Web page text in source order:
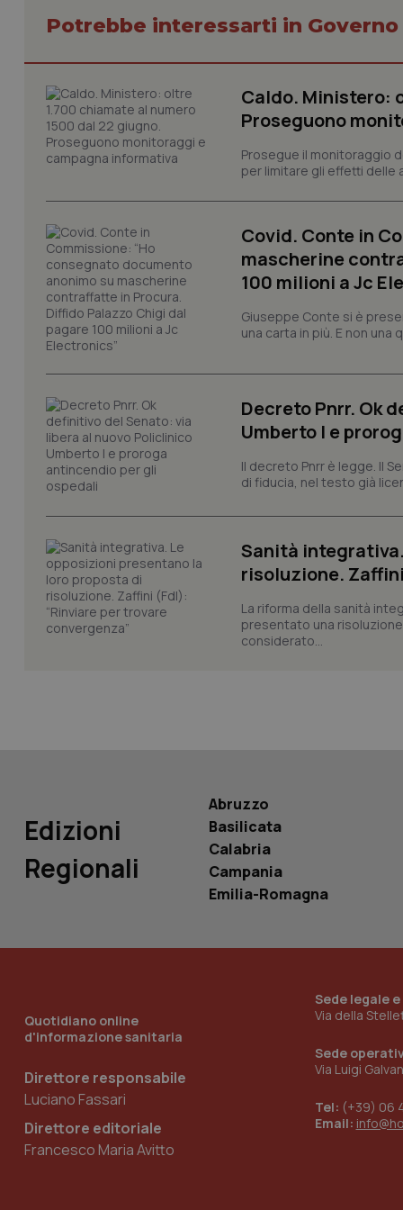
Potrebbe interessarti in
Caldo. Ministero:
Proseguono
Prosegue il monitoraggio
per limitare gli effetti delle
Covid. Conte in
mascherine
100 milioni a Jc
Giuseppe Conte si è
una carta in più. E non
Decreto Pnrr. Ok
Umberto I e
Il decreto Pnrr è legge. Il
di fiducia, nel testo già
Sanità
risoluzione.
La riforma della sanità
presentato una
considerato...
Edizioni
Regionali
Abruzzo
Basilicata
Calabria
Campania
Emilia-Romagna
Quotidiano online
d'informazione sanitaria
Direttore responsabile
Luciano Fassari
Direttore editoriale
Francesco Maria Avitto
Sede legale
Via della
Sede
Via Luigi
Tel: (+39) 06
Email:
I cookie necessari
e l'accesso alle aree
Nome
tracking-sites-
session-id
PHPSESSID
YSC
ROLLOUT_TOKEN
ironfish-tracking-
named-enable